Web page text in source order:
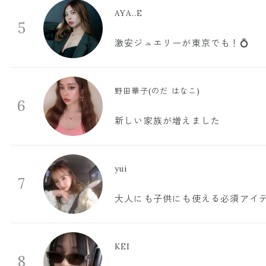
5
AYA..E
激安ジュエリーが東京でも！💍
6
野田華子(のだ はなこ)
新しい家族が増えました
7
yui
大人にも子供にも使える必須アイ
8
KEI